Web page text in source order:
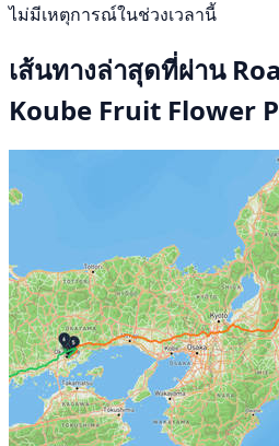
ไม่มีเหตุการณ์ในช่วงเวลานี้
เส้นทางล่าสุดที่ผ่าน
Koube Fruit Flower